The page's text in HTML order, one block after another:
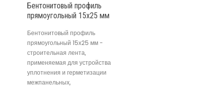
Бентонитовый профиль
прямоугольный 15х25 мм
Бентонитовый профиль
прямоугольный 15х25 мм -
строительная лента,
применяемая для устройства
уплотнения и герметизации
межпанельных,